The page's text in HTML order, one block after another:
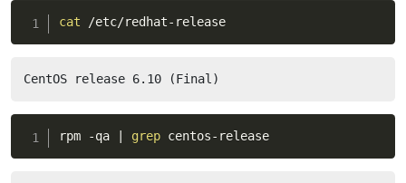
cat /etc/redhat-release
CentOS release 6.10 (Final)
rpm -qa grep centos-release